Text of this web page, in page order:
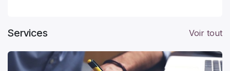
Services Voir tout